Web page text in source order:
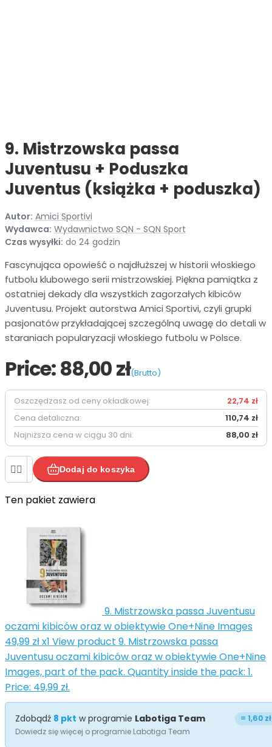
9. Mistrzowska passa
Juventusu + Poduszka
Juventus (książka + poduszka)
Autor: Amici Sportivi
Wydawca: Wydawnictwo SQN - SQN Sport
Czas wysyłki: do 24 godzin
Fascynująca opowieść o najdłuższej w historii włoskiego
futbolu klubowego serii mistrzowskiej. Piękna pamiątka z
ostatniej dekady dla wszystkich zagorzałych kibiców
Juventusu. Projekt autorstwa Amici Sportivi, czyli grupki
pasjonatów przykładającej szczególną uwagę do detali w
staraniach popularyzacji włoskiego futbolu w Polsce.
Price:88,00 zł(Brutto)
Oszczędzasz od ceny okładkowej:
22,74 zł
Cena detaliczna:
110,74 zł
Najniższa cena w ciągu 30 dni:
88,00 zł
  Dodaj do koszyka
Ten pakiet zawiera
9. Mistrzowska passa Juventusu
oczami kibiców oraz w obiektywie One+Nine Images
49,99 złx1 View product 9. Mistrzowska passa
Juventusu oczami kibiców oraz w obiektywie One+Nine
Images, part of the pack. Quantity inside the pack: 1.
Price: 49,99 zł.
Zdobądź 8 pkt w programie Labotiga Team =1,60 zł
Dowiedz się więcej o programie Labotiga Team